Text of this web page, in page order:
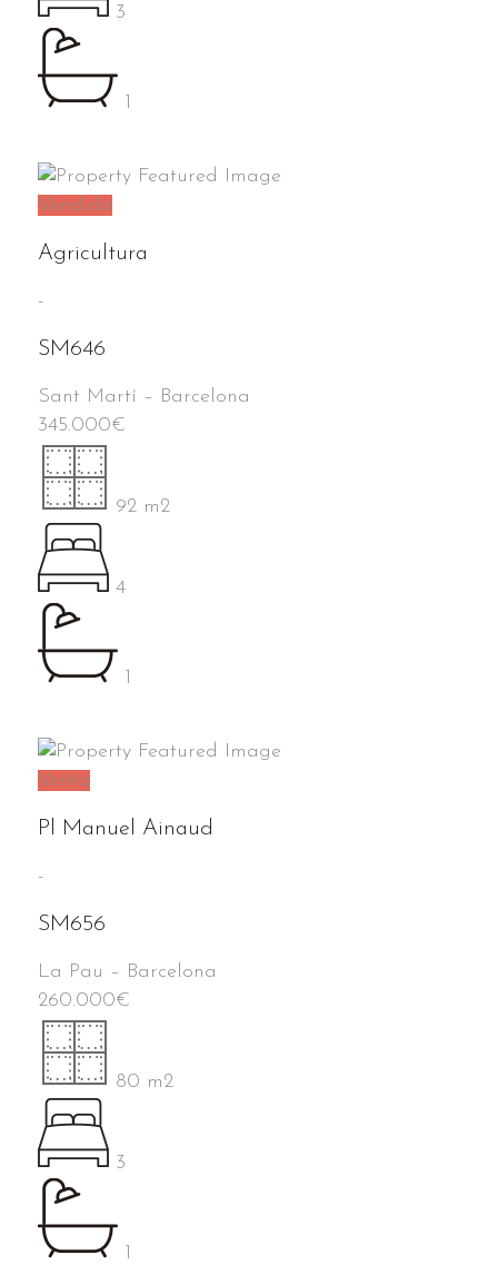
3
1
Vendido
Agricultura
-
SM646
Sant Martí – Barcelona
345.000€
92 m2
4
1
Venta
Pl Manuel Ainaud
-
SM656
La Pau – Barcelona
260.000€
80 m2
3
1